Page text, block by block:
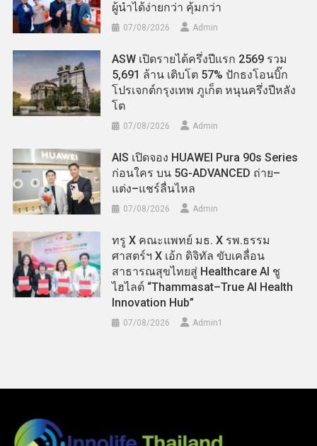
ผู้นำได้ง่ายกว่า คุ้มกว่า
07/08/2026 Admin
ASW เปิดรายได้ครึ่งปีแรก 2569 รวม
5,691 ล้าน เติบโต 57% ปักธงโอนบิ๊ก
โปรเจกต์กรุงเทพ ภูเก็ต หนุนครึ่งปีหลัง
โต
07/08/2026 Admin
AIS เปิดจอง HUAWEI Pura 90s Series
ก่อนใคร บน 5G-ADVANCED ถ่าย–
แต่ง–แชร์ลื่นไหล
07/08/2026 Admin
ทรู X คณะแพทย์ มธ. X รพ.ธรรม
ศาสตร์ฯ X เอ้ก ดิจิทัล ขับเคลื่อน
สาธารณสุขไทยสู่ Healthcare AI ชู
ไฮไลต์ “Thammasat–True AI Health
Innovation Hub”
07/08/2026 Admin​1